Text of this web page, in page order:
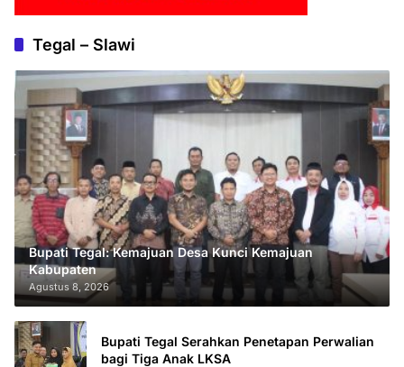
Tegal – Slawi
Bupati Tegal: Kemajuan Desa Kunci Kemajuan
Kabupaten
Agustus 8, 2026
Bupati Tegal Serahkan Penetapan Perwalian
bagi Tiga Anak LKSA